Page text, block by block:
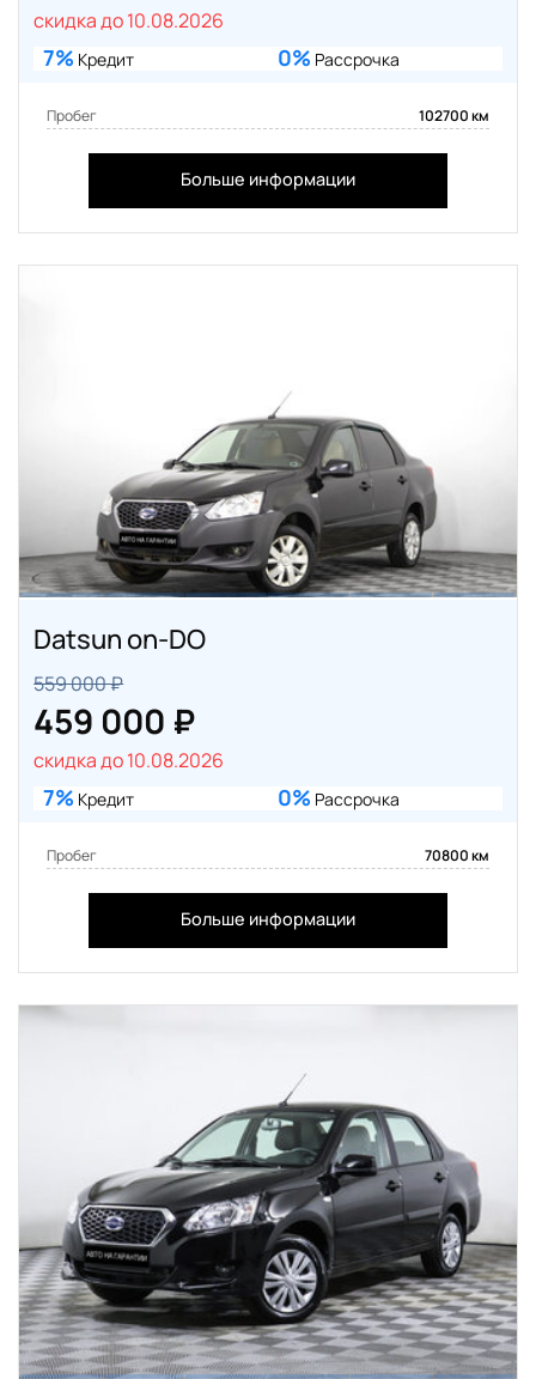
скидка до 10.08.2026
7% Кредит 0% Рассрочка
Пробег 102700 км
Больше информации
Datsun on-DO
559 000 ₽
459 000 ₽
скидка до 10.08.2026
7% Кредит 0% Рассрочка
Пробег 70800 км
Больше информации